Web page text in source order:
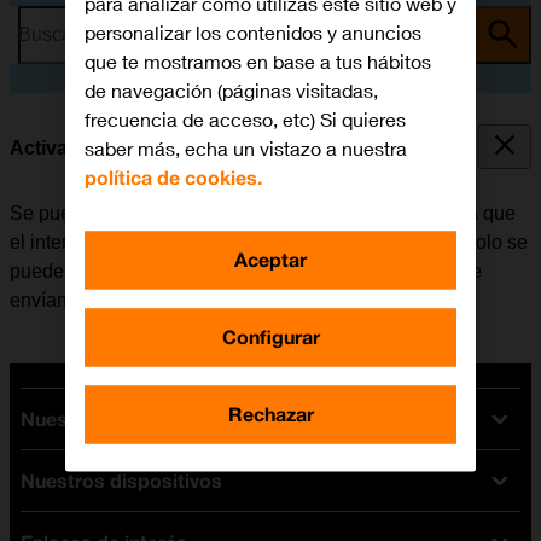
Busca por problema o tema
Activar o desactivar la identificación de llamadas
Se puede desactivar la identificación de llamadas para que
el interlocutor no pueda ver quién realiza la llamada. Solo se
puede ocultar el número con las llamadas de voz. Si se
envían mensajes, el destinatario podrá ver el número.
Nuestras tarifas
Tarifas Orange
Tarifas fibra y móvil
Nuestros dispositivos
personalizar los contenidos y anuncios
que te mostramos en base a tus hábitos
de navegación (páginas visitadas,
frecuencia de acceso, etc) Si quieres
saber más, echa un vistazo a nuestra
política de cookies.
Configurar
Rechazar
Aceptar